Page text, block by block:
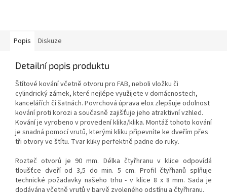
Popis Diskuze
Detailní popis produktu
Štítové kování včetně otvoru pro FAB, neboli vložku či
cylindrický zámek, které nejlépe využijete v domácnostech,
kancelářích či šatnách. Povrchová úprava elox zlepšuje odolnost
kování proti korozi a současně zajišťuje jeho atraktivní vzhled.
Kování je vyrobeno v provedení klika/klika. Montáž tohoto kování
je snadná pomocí vrutů, kterými kliku připevníte ke dveřím přes
tři otvory ve štítu. Tvar kliky perfektně padne do ruky.
Rozteč otvorů je 90 mm. Délka čtyřhranu v klice odpovídá
tloušťce dveří od 3,5 do min. 5 cm. Profil čtyřhanů splňuje
technické požadavky našeho trhu - v klice 8 x 8 mm. Sada je
dodávána včetně vrutů v barvě zvoleného odstínu a čtyřhranu.